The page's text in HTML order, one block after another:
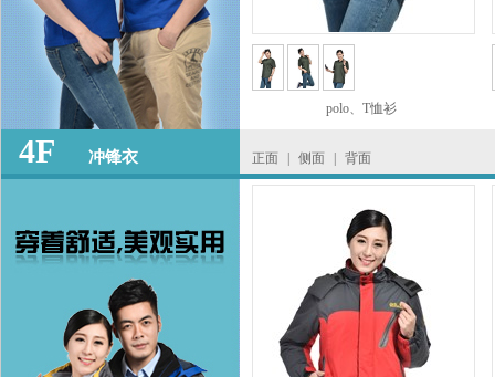
polo、T恤衫
4F 冲锋衣 正面 侧面 背面